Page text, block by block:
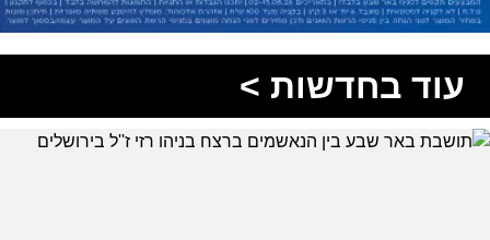
עוד בחדשות >